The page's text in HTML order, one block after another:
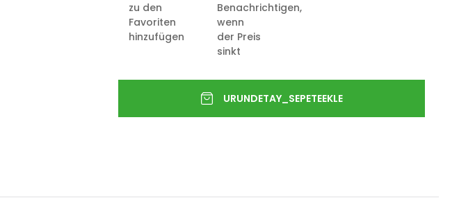
zu den
Favoriten
hinzufügen
Benachrichtigen,
wenn
der Preis
sinkt